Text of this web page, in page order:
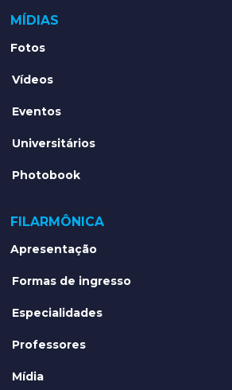
MÍDIAS
Fotos
Vídeos
Eventos
Universitários
Photobook
FILARMÔNICA
Apresentação
Formas de ingresso
Especialidades
Professores
Mídia